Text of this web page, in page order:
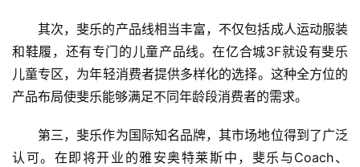
其次，斐乐的产品线相当丰富，不仅包括成人运动服装
和鞋履，还有专门的儿童产品线。在亿合城3F就设有斐乐
儿童专区，为年轻消费者提供多样化的选择。这种全方位的
产品布局使斐乐能够满足不同年龄段消费者的需求。
第三，斐乐作为国际知名品牌，其市场地位得到了广泛
认可。在即将开业的雅安奥特莱斯中，斐乐与Coach、